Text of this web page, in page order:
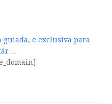
guiada, e exclusiva para